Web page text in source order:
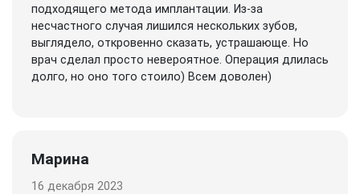
подходящего метода имплантации. Из-за
несчастного случая лишился нескольких зубов,
выглядело, откровенно сказать, устрашающе. Но
врач сделал просто невероятное. Операция длилась
долго, но оно того стоило) Всем доволен)
Марина
16 декабря 2023